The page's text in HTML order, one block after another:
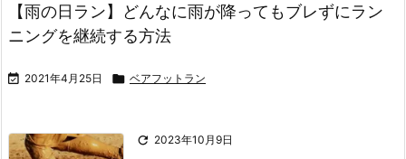
【雨の日ラン】どんなに雨が降ってもブレずにラン
ニングを継続する方法
 2021年4月25日  ベアフットラン
 2023年10月9日